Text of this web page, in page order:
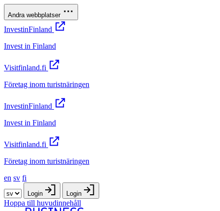
Andra webbplatser
InvestinFinland
Invest in Finland
Visitfinland.fi
Företag inom turistnäringen
InvestinFinland
Invest in Finland
Visitfinland.fi
Företag inom turistnäringen
en sv fi
Login Login
Hoppa till huvudinnehåll